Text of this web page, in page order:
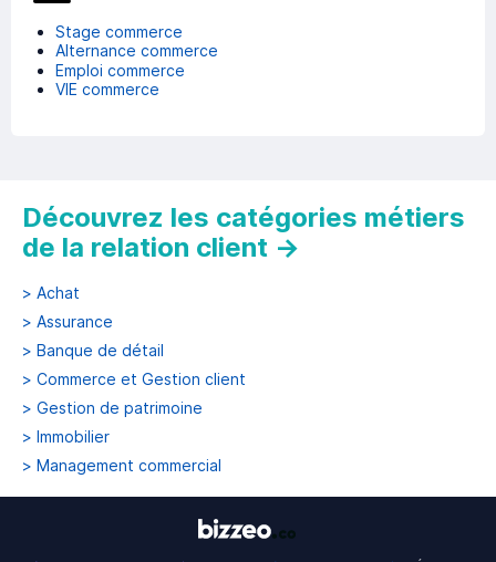
Stage commerce
Alternance commerce
Emploi commerce
VIE commerce
Découvrez les catégories métiers
de la relation client →
> Achat
> Assurance
> Banque de détail
> Commerce et Gestion client
> Gestion de patrimoine
> Immobilier
> Management commercial